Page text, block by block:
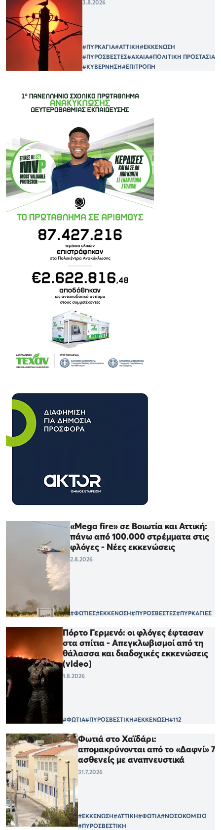
3.8.2026
#ΠΥΡΚΑΓΙΑ#ΑΤΤΙΚΗ#ΕΚΚΕΝΩΣΗ
#ΠΥΡΟΣΒΕΣΤΕΣ#ΑΧΑΙΑ#ΠΟΛΙΤΙΚΗ ΠΡΟΣΤΑΣΙΑ
#ΚΥΒΕΡΝΗΣΗ#ΕΠΙΤΡΟΠΗ
«Mega fire» σε Βοιωτία και Αττική:
πάνω από 100.000 στρέμματα στις
φλόγες - Νέες εκκενώσεις
2.8.2026
#ΦΩΤΙΕΣ#ΕΚΚΕΝΩΣΗ#ΠΥΡΟΣΒΕΣΤΕΣ#ΠΥΡΚΑΓΙΕΣ
Πόρτο Γερμενό: οι φλόγες έφτασαν
στα σπίτια - Απεγκλωβισμοί από τη
θάλασσα και διαδοχικές εκκενώσεις
(video)
1.8.2026
#ΦΩΤΙΑ#ΠΥΡΟΣΒΕΣΤΙΚΗ#ΕΚΚΕΝΩΣΗ#112
Φωτιά στο Χαϊδάρι:
απομακρύνονται από το «Δαφνί» 7
ασθενείς με αναπνευστικά
31.7.2026
#ΕΚΚΕΝΩΣΗ#ΑΤΤΙΚΗ#ΦΩΤΙΑ#ΝΟΣΟΚΟΜΕΙΟ
#ΠΥΡΟΣΒΕΣΤΙΚΗ